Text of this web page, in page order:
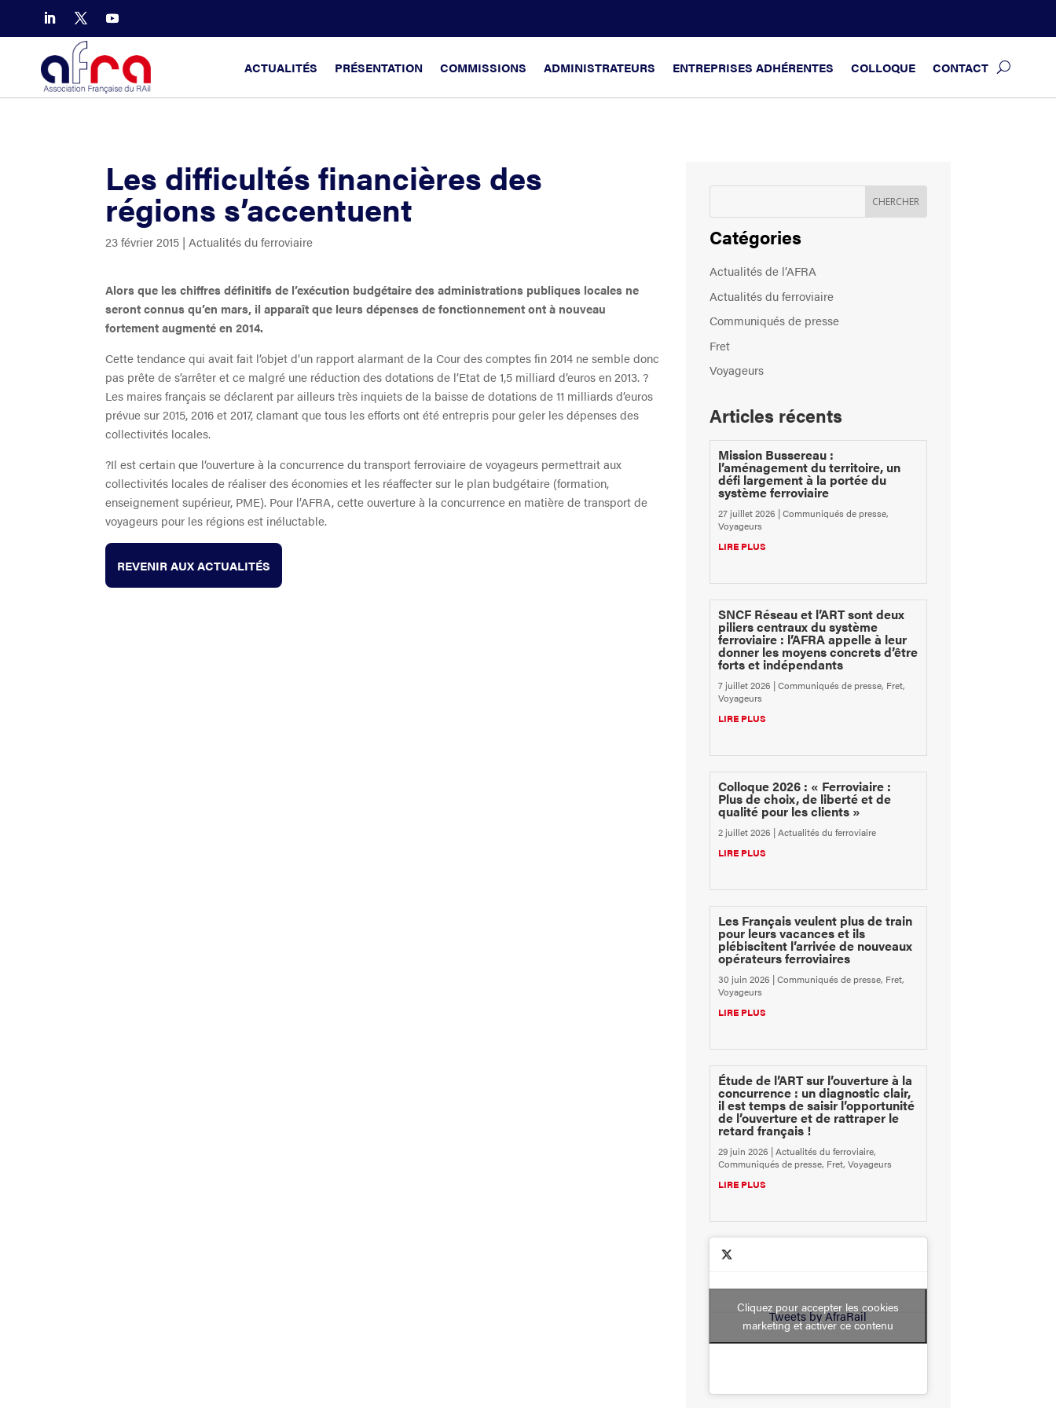
ACTUALITÉS PRÉSENTATION COMMISSIONS ADMINISTRATEURS ENTREPRISES ADHÉRENTES COLLOQUE CONTACT
Les difficultés financières des
régions s’accentuent
23 février 2015 | Actualités du ferroviaire
Alors que les chiffres définitifs de l’exécution budgétaire des administrations publiques locales ne
seront connus qu’en mars, il apparaît que leurs dépenses de fonctionnement ont à nouveau
fortement augmenté en 2014.
Cette tendance qui avait fait l’objet d’un rapport alarmant de la Cour des comptes fin 2014 ne semble donc
pas prête de s’arrêter et ce malgré une réduction des dotations de l’Etat de 1,5 milliard d’euros en 2013. ?
Les maires français se déclarent par ailleurs très inquiets de la baisse de dotations de 11 milliards d’euros
prévue sur 2015, 2016 et 2017, clamant que tous les efforts ont été entrepris pour geler les dépenses des
collectivités locales.
?Il est certain que l‘ouverture à la concurrence du transport ferroviaire de voyageurs permettrait aux
collectivités locales de réaliser des économies et les réaffecter sur le plan budgétaire (formation,
enseignement supérieur, PME). Pour l’AFRA, cette ouverture à la concurrence en matière de transport de
voyageurs pour les régions est inéluctable.
REVENIR AUX ACTUALITÉS
Catégories
Actualités de l’AFRA
Actualités du ferroviaire
Communiqués de presse
Fret
Voyageurs
Articles récents
Mission Bussereau :
l’aménagement du territoire, un
défi largement à la portée du
système ferroviaire
27 juillet 2026 |Communiqués de presse,
Voyageurs
LIRE PLUS
SNCF Réseau et l’ART sont deux
piliers centraux du système
ferroviaire : l’AFRA appelle à leur
donner les moyens concrets d’être
forts et indépendants
7 juillet 2026 |Communiqués de presse, Fret,
Voyageurs
LIRE PLUS
Colloque 2026 : « Ferroviaire :
Plus de choix, de liberté et de
qualité pour les clients »
2 juillet 2026 |Actualités du ferroviaire
LIRE PLUS
Les Français veulent plus de train
pour leurs vacances et ils
plébiscitent l’arrivée de nouveaux
opérateurs ferroviaires
30 juin 2026 |Communiqués de presse, Fret,
Voyageurs
LIRE PLUS
Étude de l’ART sur l’ouverture à la
concurrence : un diagnostic clair,
il est temps de saisir l’opportunité
de l’ouverture et de rattraper le
retard français !
29 juin 2026 |Actualités du ferroviaire,
Communiqués de presse, Fret, Voyageurs
LIRE PLUS
Tweets by AfraRail
Cliquez pour accepter les cookies
marketing et activer ce contenu